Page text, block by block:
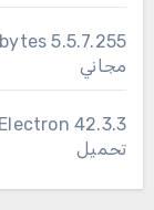
مجاني
تحميل